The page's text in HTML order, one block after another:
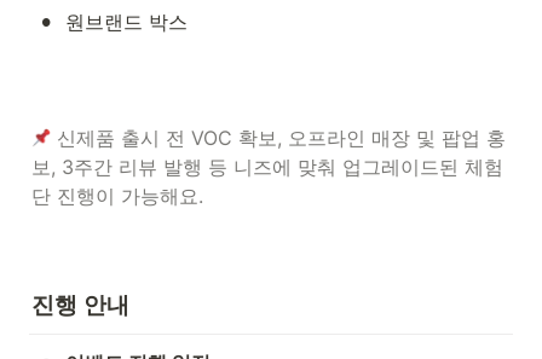
• 원브랜드 박스
신제품 출시 전 VOC 확보, 오프라인 매장 및 팝업 홍
보, 3주간 리뷰 발행 등 니즈에 맞춰 업그레이드된 체험
단 진행이 가능해요.
진행 안내